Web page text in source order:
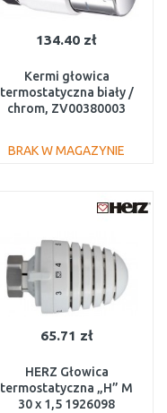
134.40 zł
Kermi głowica
termostatyczna biały /
chrom, ZV00380003
BRAK W MAGAZYNIE
Do porównania
65.71 zł
HERZ Głowica
termostatyczna „H” M
30 x 1,5 1926098